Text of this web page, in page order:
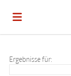
Ergebnisse für: